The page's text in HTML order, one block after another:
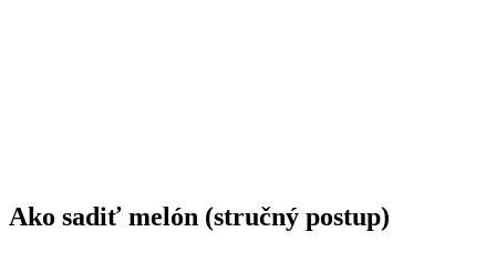
Ako sadiť melón (stručný postup)